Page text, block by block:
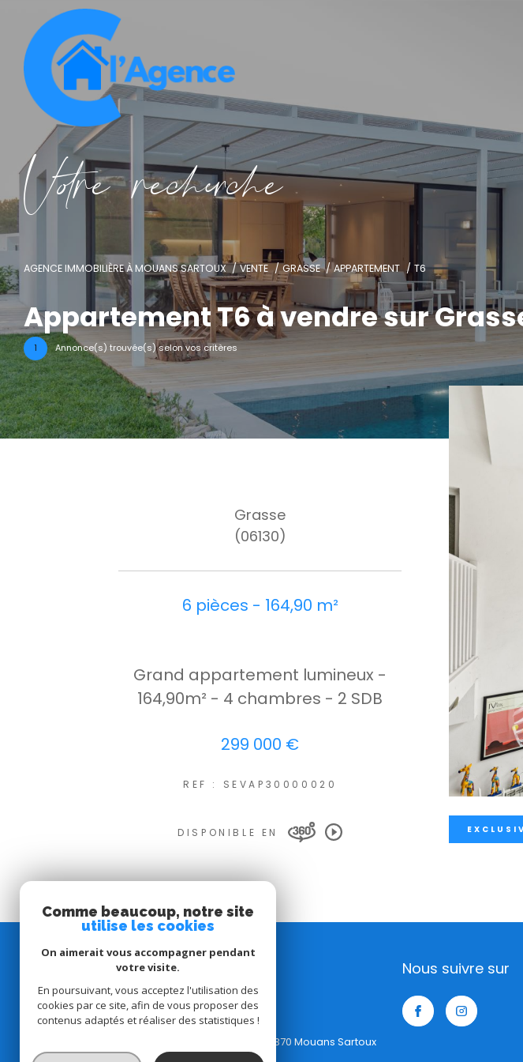
Vore recece
AGENCE IMMOBILIÈRE À MOUANS SARTOUX VENTE GRASSE APPARTEMENT T6
Appartement T6 à vendre sur
1 Annonce(s) trouvée(s) selon vos critères
Grasse
(06130)
6 pièces - 164,90 m²
Grand appartement lumineux -
164,90m² - 4 chambres - 2 SDB
299 000 €
REF : SEVAP30000020
DISPONIBLE EN
C l'Agence
Bureau: 04.65.84.36.91
Email:contact@clagence.com
Adresse: 6 avenue de Grasse, 06370 Mouans Sartoux
Nous suivre sur
Comme beaucoup, notre site
utilise les cookies
On aimerait vous accompagner pendant
votre visite.
En poursuivant, vous acceptez l'utilisation des
cookies par ce site, afin de vous proposer des
contenus adaptés et réaliser des statistiques !